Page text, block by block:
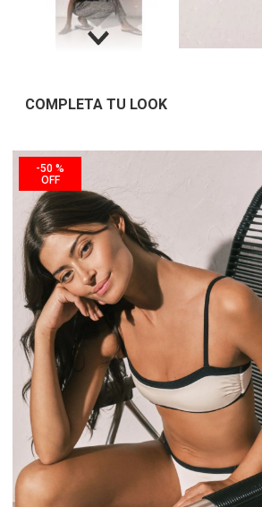
COMPLETA TU LOOK
-50 %